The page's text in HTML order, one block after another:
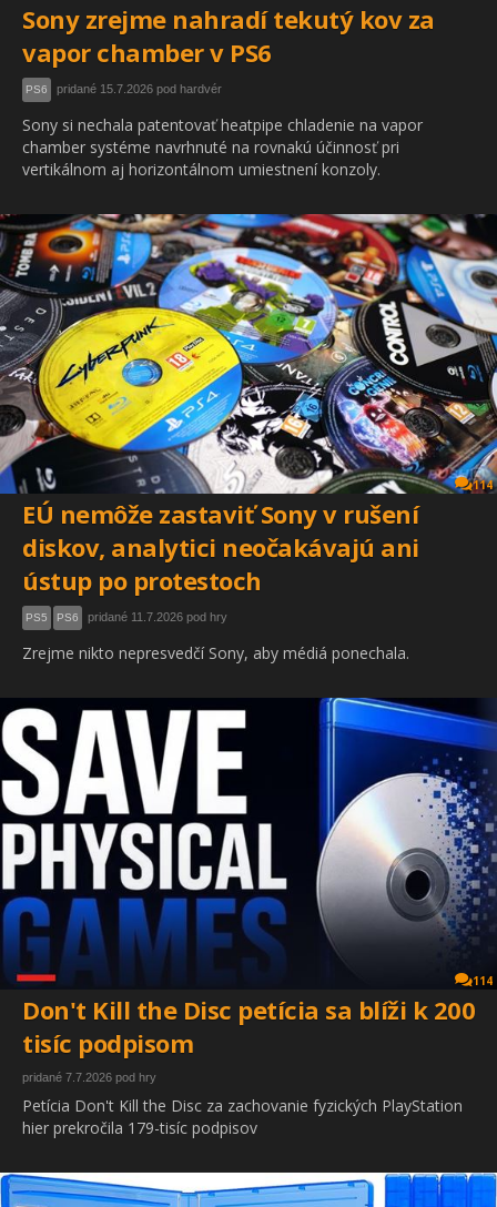
Sony zrejme nahradí tekutý kov za
vapor chamber v PS6
PS6 pridané 15.7.2026 pod hardvér
Sony si nechala patentovať heatpipe chladenie na vapor
chamber systéme navrhnuté na rovnakú účinnosť pri
vertikálnom aj horizontálnom umiestnení konzoly.
114
EÚ nemôže zastaviť Sony v rušení
diskov, analytici neočakávajú ani
ústup po protestoch
PS5 PS6 pridané 11.7.2026 pod hry
Zrejme nikto nepresvedčí Sony, aby médiá ponechala.
114
Don't Kill the Disc petícia sa blíži k 200
tisíc podpisom
pridané 7.7.2026 pod hry
Petícia Don't Kill the Disc za zachovanie fyzických PlayStation
hier prekročila 179-tisíc podpisov